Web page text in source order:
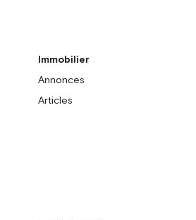
Immobilier
Annonces
Articles